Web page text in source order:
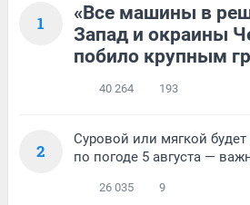
1
«Все машины в
Запад и окраины
побило крупным
40 264 193
2
Суровой или мягкой
по погоде 5 августа —
26 035 9